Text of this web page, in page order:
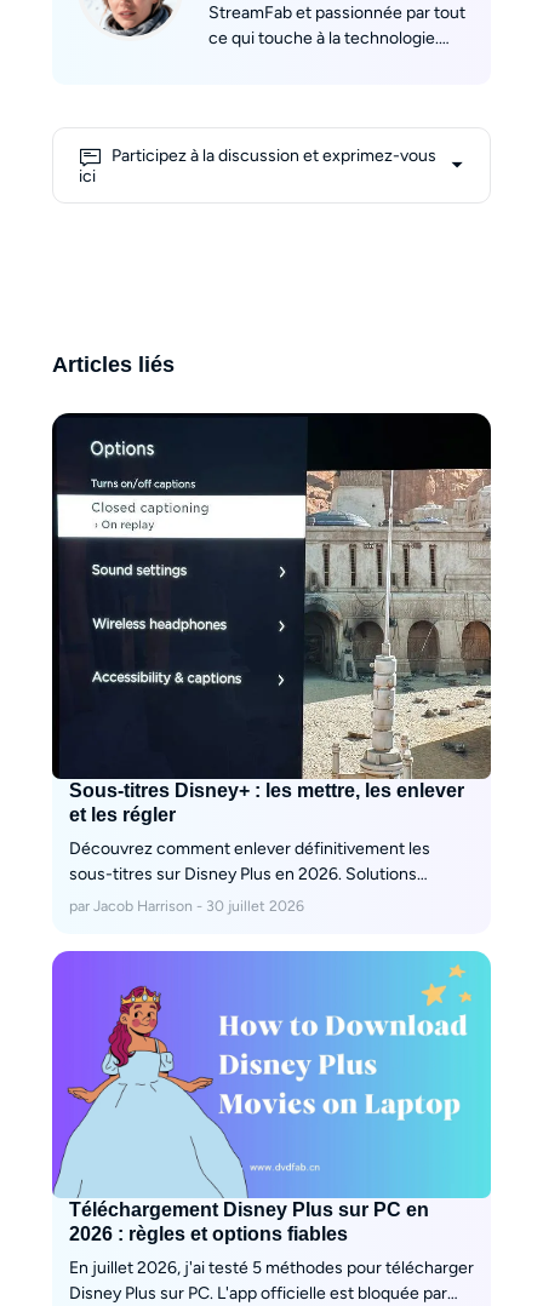
StreamFab et passionnée par tout
ce qui touche à la technologie.
technologie et médias
est de skier un jour sur le Mont
Participez à la discussion et exprimez-vous
ici
Articles liés
Sous-titres Disney+ : les mettre, les enlever
et les régler
Découvrez comment enlever définitivement les
sous-titres sur Disney Plus en 2026. Solutions
techniques pour corriger le problème de
extraire des fichiers SRT purs pour vos archives
par Jacob Harrison - 30 juillet 2026
Téléchargement Disney Plus sur PC en
2026 : règles et options fiables
En juillet 2026, j'ai testé 5 méthodes pour télécharger
Disney Plus sur PC. L'app officielle est bloquée par